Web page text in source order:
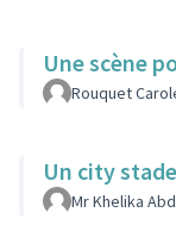
Une scène
Rouquet
Un city
Mr Khelika